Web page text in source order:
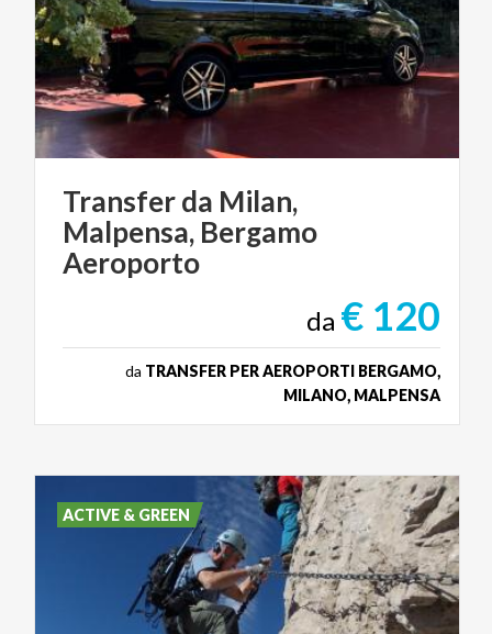
Transfer da Milan,
Malpensa, Bergamo
Aeroporto
da € 120
da TRANSFER PER AEROPORTI BERGAMO,
MILANO, MALPENSA
ACTIVE & GREEN